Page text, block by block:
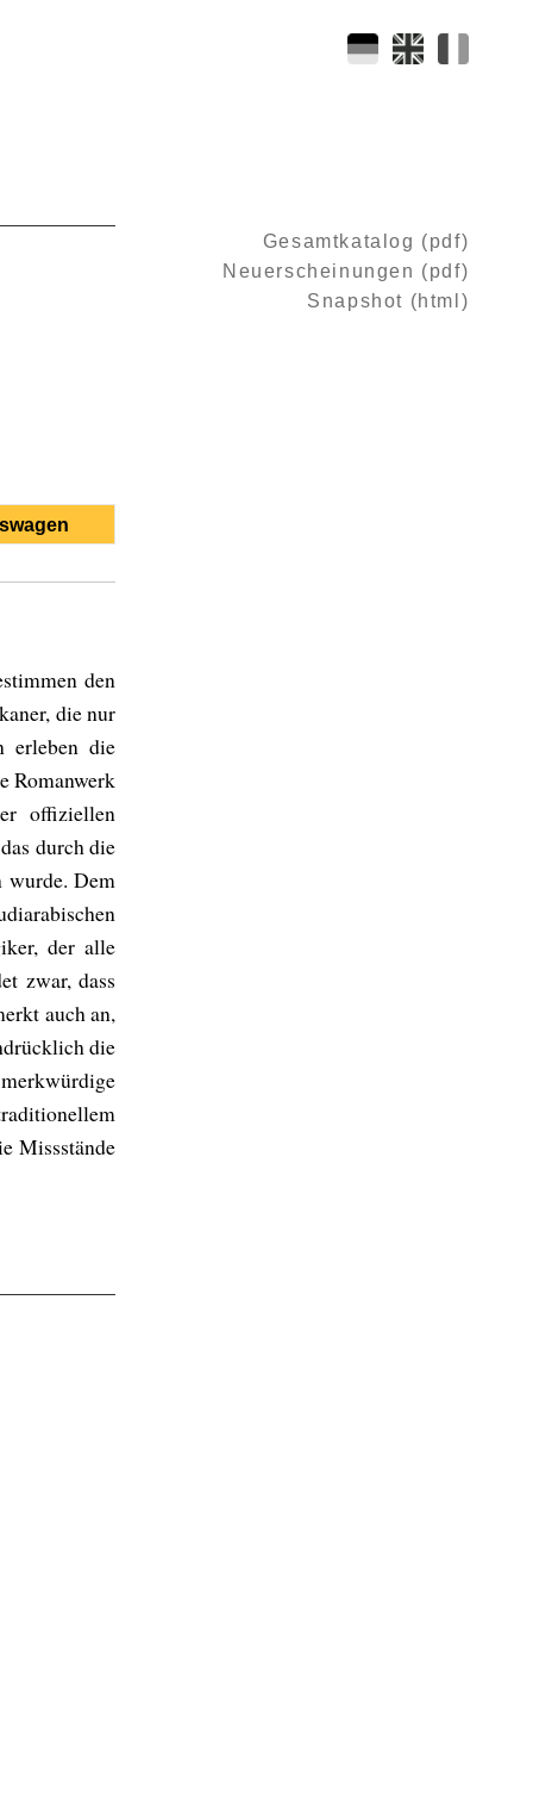
den
die nur
erleben die
Romanwerk
offiziellen
durch die
wurde. Dem
der alle
zwar, dass
auch an,
die
Missstände
Gesamtkatalog (pdf)
Neuerscheinungen (pdf)
Snapshot (html)